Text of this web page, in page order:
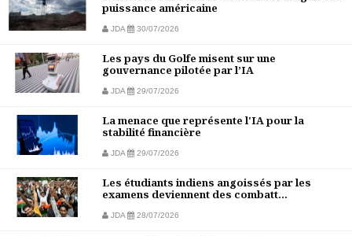
puissance américaine
JDA 30/07/2026
Les pays du Golfe misent sur une
gouvernance pilotée par l’IA
JDA 29/07/2026
La menace que représente l'IA pour la
stabilité financière
JDA 29/07/2026
Les étudiants indiens angoissés par les
examens deviennent des combatt...
JDA 28/07/2026